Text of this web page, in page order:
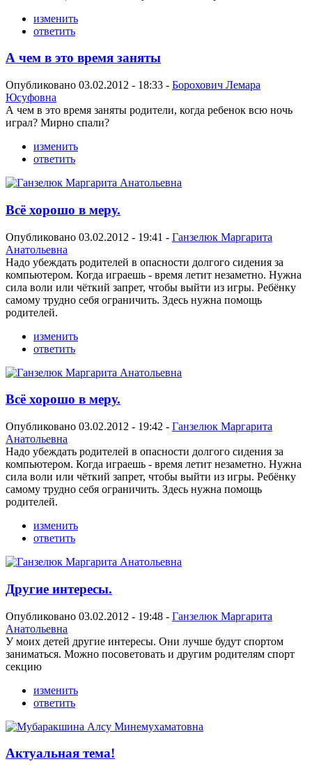
изменить
ответить
А чем в это время заняты
Опубликовано 03.02.2012 - 18:33 - Борохович Лемара
Юсуфовна
А чем в это время заняты родители, когда ребенок всю ночь
играл? Мирно спали?
изменить
ответить
Всё хорошо в меру.
Опубликовано 03.02.2012 - 19:41 - Ганзелюк Маргарита
Анатольевна
Надо убеждать родителей в опасности долгого сидения за
компьютером. Когда играешь - время летит незаметно. Нужна
сила воли или чёткий запрет, чтобы выйти из игры. Ребёнку
самому трудно себя ограничить. Здесь нужна помощь
родителей.
изменить
ответить
Всё хорошо в меру.
Опубликовано 03.02.2012 - 19:42 - Ганзелюк Маргарита
Анатольевна
Надо убеждать родителей в опасности долгого сидения за
компьютером. Когда играешь - время летит незаметно. Нужна
сила воли или чёткий запрет, чтобы выйти из игры. Ребёнку
самому трудно себя ограничить. Здесь нужна помощь
родителей.
изменить
ответить
Другие интересы.
Опубликовано 03.02.2012 - 19:48 - Ганзелюк Маргарита
Анатольевна
У моих детей другие интересы. Они лучше будут спортом
заниматься. Можно посоветовать и другим родителям спорт
секцию
изменить
ответить
Актуальная тема!